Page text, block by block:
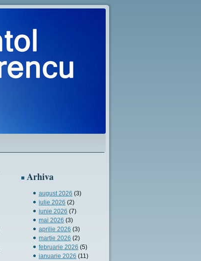
Arhiva
august 2026 (3)
iulie 2026 (2)
iunie 2026 (7)
mai 2026 (3)
aprilie 2026 (3)
martie 2026 (2)
februarie 2026 (5)
ianuarie 2026 (11)